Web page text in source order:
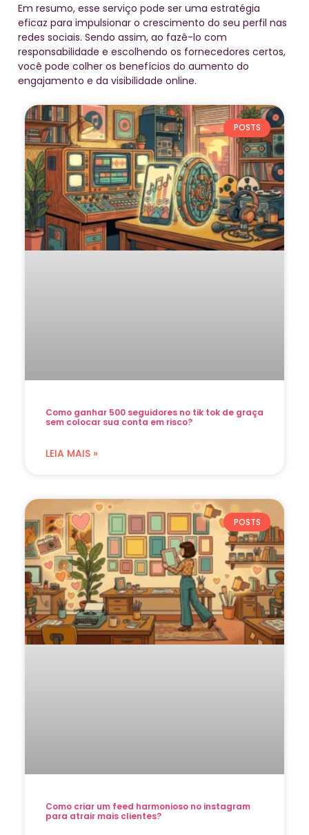
Em resumo, esse serviço pode ser uma estratégia
eficaz para impulsionar o crescimento do seu perfil nas
redes sociais. Sendo assim, ao fazê-lo com
responsabilidade e escolhendo os fornecedores certos,
você pode colher os benefícios do aumento do
engajamento e da visibilidade online.
POSTS
Como ganhar 500 seguidores no tik tok de graça
sem colocar sua conta em risco?
LEIA MAIS »
POSTS
Como criar um feed harmonioso no instagram
para atrair mais clientes?